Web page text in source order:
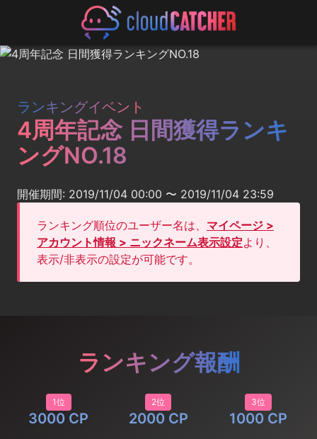
ランキングイベント
4周年記念 日間獲得ランキ
ングNO.18
開催期間: 2019/11/04 00:00 〜 2019/11/04 23:59
ランキング順位のユーザー名は、 マイページ >
アカウント情報 > ニックネーム表示設定より、
表示/非表示の設定が可能です。
ランキング報酬
1位
3000 CP
2位
2000 CP
3位
1000 CP